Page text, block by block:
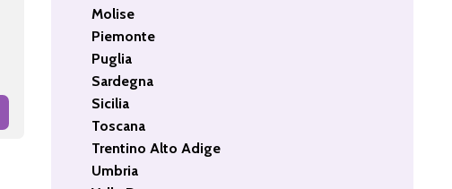
Molise
Piemonte
Puglia
Sardegna
Sicilia
Toscana
Trentino Alto Adige
Umbria